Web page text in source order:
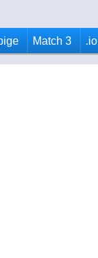
Match 3 .io